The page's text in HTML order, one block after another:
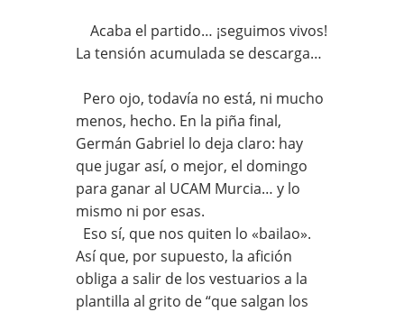
Acaba el partido… ¡seguimos vivos!
La tensión acumulada se descarga…
Pero ojo, todavía no está, ni mucho
menos, hecho. En la piña final,
Germán Gabriel lo deja claro: hay
que jugar así, o mejor, el domingo
para ganar al UCAM Murcia… y lo
mismo ni por esas.
Eso sí, que nos quiten lo «bailao».
Así que, por supuesto, la afición
obliga a salir de los vestuarios a la
plantilla al grito de “que salgan los